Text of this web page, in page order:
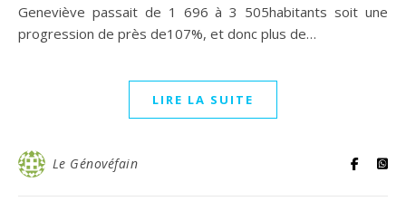
Geneviève passait de 1 696 à 3 505habitants soit une
progression de près de107%, et donc plus de…
LIRE LA SUITE
Le Génovéfain